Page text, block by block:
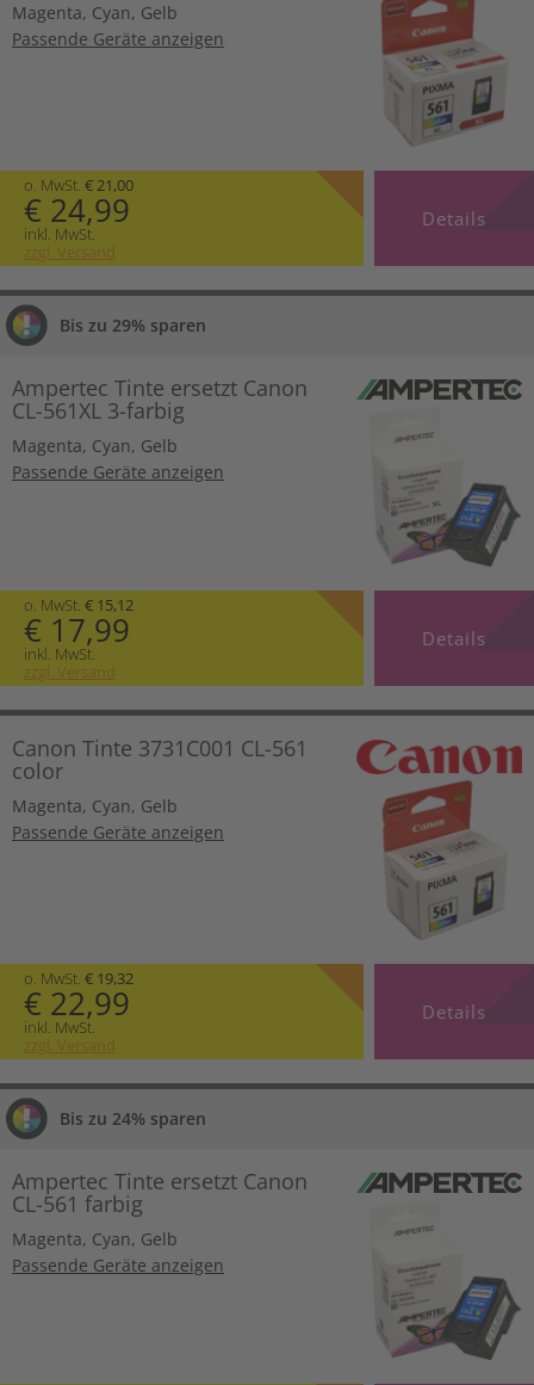
Magenta, Cyan, Gelb
Passende Geräte anzeigen
o. MwSt. € 21,00
€ 24,99
inkl. MwSt.
zzgl. Versand
Details
Bis zu 29% sparen
Ampertec Tinte ersetzt Canon
CL-561XL 3-farbig
Magenta, Cyan, Gelb
Passende Geräte anzeigen
o. MwSt. € 15,12
€ 17,99
inkl. MwSt.
zzgl. Versand
Details
Canon Tinte 3731C001 CL-561
color
Magenta, Cyan, Gelb
Passende Geräte anzeigen
o. MwSt. € 19,32
€ 22,99
inkl. MwSt.
zzgl. Versand
Details
Bis zu 24% sparen
Ampertec Tinte ersetzt Canon
CL-561 farbig
Magenta, Cyan, Gelb
Passende Geräte anzeigen